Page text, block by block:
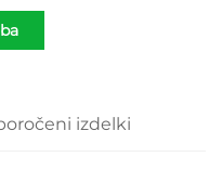
izdelki